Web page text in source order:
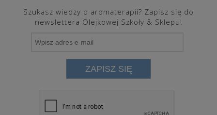
Szukasz wiedzy o aromaterapii? Zapisz się do
newslettera Olejkowej Szkoły & Sklepu!
ZAPISZ SIĘ